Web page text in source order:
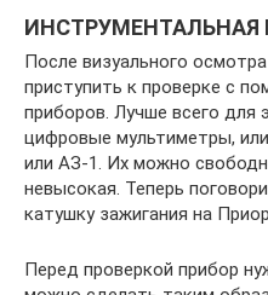
ИНСТРУМЕНТАЛЬНАЯ
После визуального
приступить к проверке с
приборов. Лучше всего для
цифровые мультиметры,
или АЗ-1. Их можно
невысокая. Теперь
катушку зажигания на
Перед проверкой прибор